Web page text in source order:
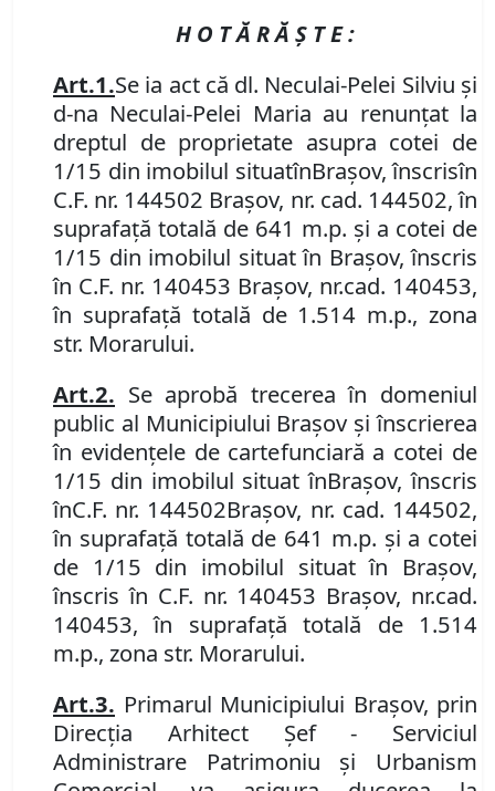
H O T Ă R Ă Ş T E :
Art.1.Se ia act că dl. Neculai-Pelei Silviu și
d-na Neculai-Pelei Maria au renunțat la
dreptul de proprietate asupra cotei de
1/15 din imobilul situatînBraşov, înscrisîn
C.F. nr. 144502 Brașov, nr. cad. 144502, în
suprafață totală de 641 m.p. și a cotei de
1/15 din imobilul situat în Brașov, înscris
în C.F. nr. 140453 Brașov, nr.cad. 140453,
în suprafață totală de 1.514 m.p., zona
str. Morarului.
Art.2. Se aprobă trecerea în domeniul
public al Municipiului Braşov şi înscrierea
în evidenţele de cartefunciară a cotei de
1/15 din imobilul situat înBraşov, înscris
înC.F. nr. 144502Brașov, nr. cad. 144502,
în suprafață totală de 641 m.p. și a cotei
de 1/15 din imobilul situat în Brașov,
înscris în C.F. nr. 140453 Brașov, nr.cad.
140453, în suprafață totală de 1.514
m.p., zona str. Morarului.
Art.3. Primarul Municipiului Braşov, prin
Direcţia Arhitect Şef - Serviciul
Administrare Patrimoniu şi Urbanism